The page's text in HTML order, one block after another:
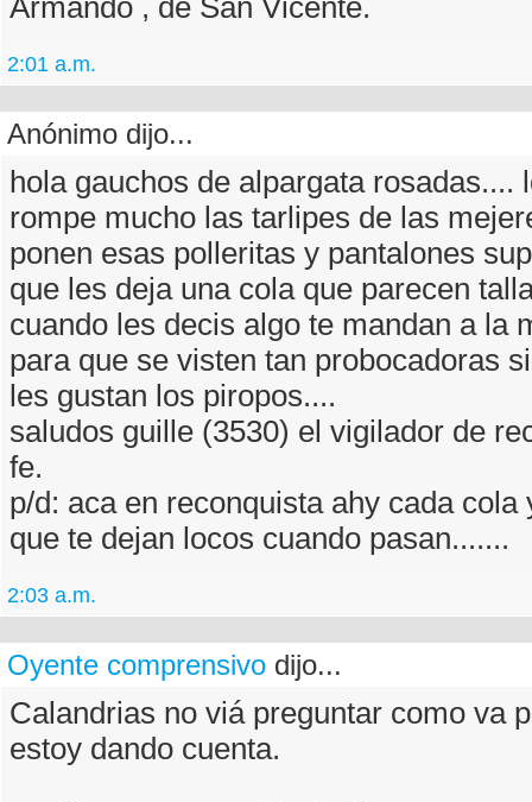
Armando , de San Vicente.
2:01 a.m.
Anónimo dijo...
hola gauchos de alpargata rosadas....
rompe mucho las tarlipes de las
ponen esas polleritas y pantalones
que les deja una cola que parecen
cuando les decis algo te mandan a la
para que se visten tan probocadoras
les gustan los piropos....
saludos guille (3530) el vigilador de
fe.
p/d: aca en reconquista ahy cada cola
que te dejan locos cuando pasan.......
2:03 a.m.
Oyente comprensivo dijo...
Calandrias no viá preguntar como va
estoy dando cuenta.